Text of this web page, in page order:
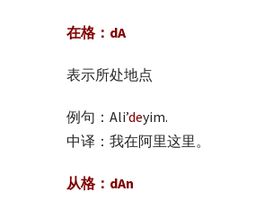
在格：dA
表示所处地点
例句：Ali’deyim.
中译：我在阿里这里。
从格：dAn